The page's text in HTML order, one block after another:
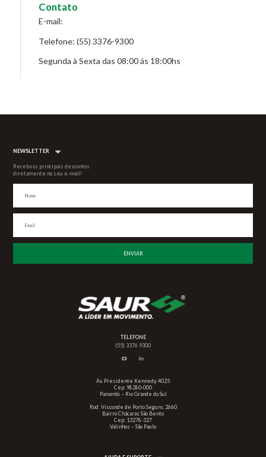
Contato
E-mail:
Telefone: (55) 3376-9300
Segunda à Sexta das 08:00 ás 18:00hs
TELEFONE
(55) 3376 9300
Av. Presidente Kennedy, 4025
Cep: 98280-000
Panambi – Rio Grande do Sul
Rod. Visconde de Porto Seguro, 2660
Bairro Chácaras São Bento
Cep: 13278-327
Valinhos – São Paulo
NEWSLETTER
Receba os principais descontos
diretamente no seu e-mail!